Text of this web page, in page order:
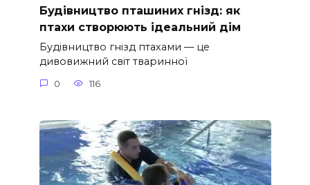
Будівництво пташиних гнізд: як
птахи створюють ідеальний дім
Будівництво гнізд птахами — це
дивовижний світ тваринної
0 116